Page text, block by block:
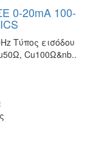
20mA 100-
Τύπος εισόδου
Cu100Ω&nb..